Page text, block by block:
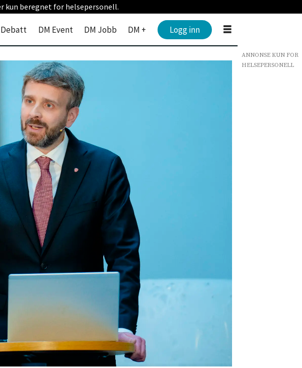
kun beregnet for helsepersonell.
Debatt DM Event DM Jobb DM + Logg inn
ANNONSE KUN FOR
HELSEPERSONELL